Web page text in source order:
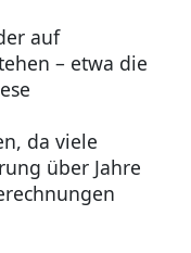
auf
– etwa die
da viele
über Jahre